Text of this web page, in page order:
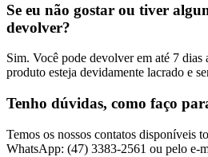
Se eu não gostar ou tiver
devolver?
Sim. Você pode devolver em até 7 dias
produto esteja devidamente lacrado e
Tenho dúvidas, como faço
Temos os nossos contatos disponíveis
WhatsApp: (47) 3383-2561 ou pelo e-